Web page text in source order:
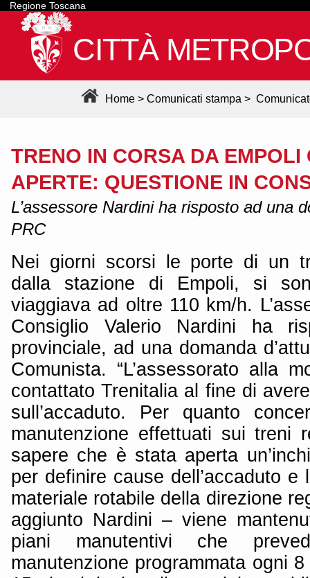
Regione Toscana
CITTÀ
Home > Comunicati stampa >
TRENO IN CORSA DA EMPOLI
APERTE: QUESTIONE IN
L’assessore Nardini ha risposto ad una
PRC
Nei giorni scorsi le porte di un
dalla stazione di Empoli, si
viaggiava ad oltre 110 km/h.
Consiglio Valerio Nardini ha
provinciale, ad una domanda
Comunista. “L’assessorato alla
contattato Trenitalia al fine di
sull’accaduto. Per quanto
manutenzione effettuati sui treni
sapere che è stata aperta
per definire cause dell’accaduto
materiale rotabile della direzione
aggiunto Nardini – viene
piani manutentivi che
manutenzione programmata ogni